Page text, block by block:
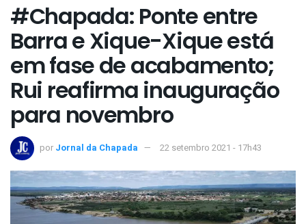
#Chapada: Ponte entre
Barra e Xique-Xique está
em fase de acabamento;
Rui reafirma inauguração
para novembro
por Jornal da Chapada 22 setembro 2021 - 17h43